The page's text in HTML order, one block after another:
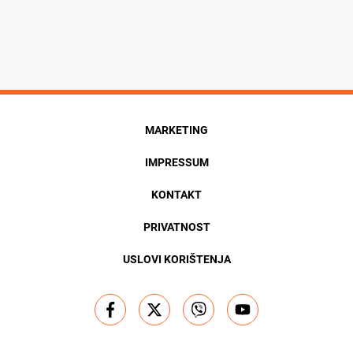
MARKETING
IMPRESSUM
KONTAKT
PRIVATNOST
USLOVI KORIŠTENJA